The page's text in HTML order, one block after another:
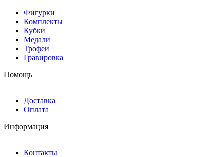
Фигурки
Комплекты
Кубки
Медали
Трофеи
Гравировка
Помощь
Доставка
Оплата
Информация
Контакты